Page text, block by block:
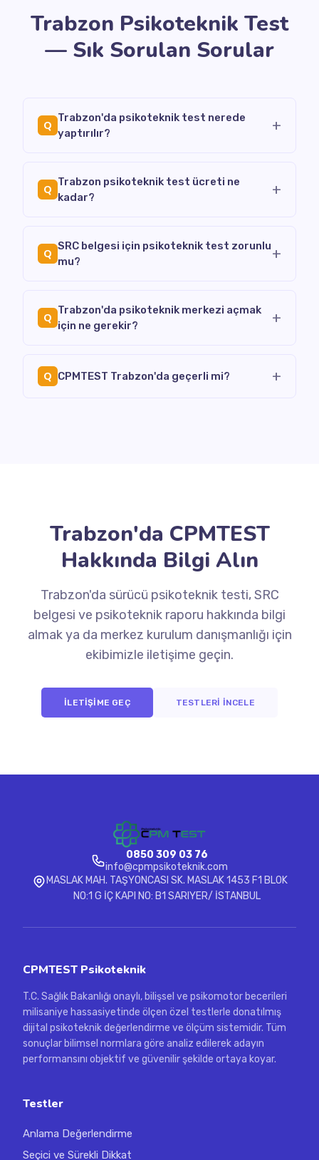
Trabzon Psikoteknik Test
— Sık Sorulan Sorular
Q
Trabzon'da psikoteknik test nerede
yaptırılır?
+
Q
Trabzon psikoteknik test ücreti ne
kadar?
+
Q
SRC belgesi için psikoteknik test zorunlu
mu?
+
Q
Trabzon'da psikoteknik merkezi açmak
için ne gerekir?
+
Q CPMTEST Trabzon'da geçerli mi? +
Trabzon'da CPMTEST
Hakkında Bilgi Alın
Trabzon'da sürücü psikoteknik testi, SRC
belgesi ve psikoteknik raporu hakkında bilgi
almak ya da merkez kurulum danışmanlığı için
ekibimizle iletişime geçin.
İLETİŞİME GEÇ TESTLERİ İNCELE
0850 309 03 76
info@cpmpsikoteknik.com
MASLAK MAH. TAŞYONCASI SK. MASLAK 1453 F1 BLOK
NO:1 G İÇ KAPI NO: B1 SARIYER/ İSTANBUL
CPMTEST Psikoteknik
T.C. Sağlık Bakanlığı onaylı, bilişsel ve psikomotor becerileri
milisaniye hassasiyetinde ölçen özel testlerle donatılmış
dijital psikoteknik değerlendirme ve ölçüm sistemidir. Tüm
sonuçlar bilimsel normlara göre analiz edilerek adayın
performansını objektif ve güvenilir şekilde ortaya koyar.
Testler
Anlama Değerlendirme
Seçici ve Sürekli Dikkat